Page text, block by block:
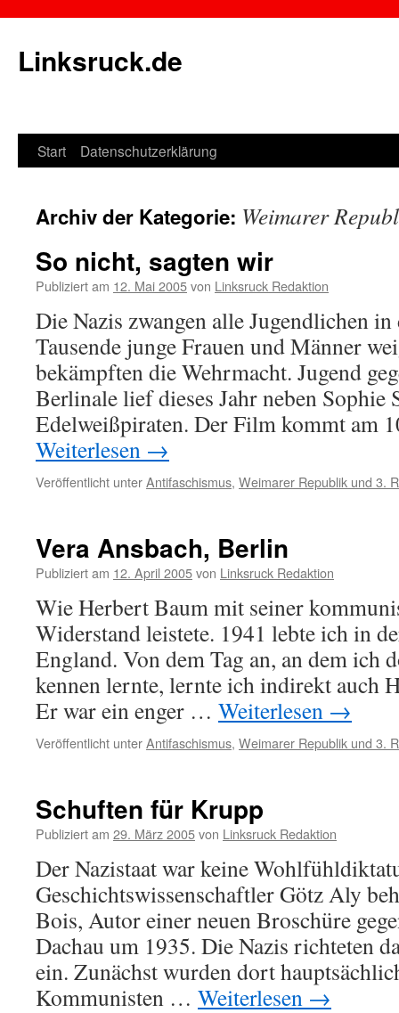
Linksruck.de
Springe
Inhalt
Start Datenschutzerklärung
Archiv der Kategorie: Weimarer
So nicht, sagten wir
Publiziert am 12. Mai 2005von Linksruck Redaktion
Die Nazis zwangen alle Jugendlichen
Tausende junge Frauen und Männer
bekämpften die Wehrmacht. Jugend
Berlinale lief dieses Jahr neben Sophie
Edelweißpiraten. Der Film kommt am
Weiterlesen →
Veröffentlicht unterAntifaschismus, Weimarer Republik und 3.
Vera Ansbach, Berlin
Publiziert am 12. April 2005von Linksruck Redaktion
Wie Herbert Baum mit seiner
Widerstand leistete. 1941 lebte ich in
England. Von dem Tag an, an dem ich
kennen lernte, lernte ich indirekt auch
Er war ein enger … Weiterlesen →
Veröffentlicht unterAntifaschismus, Weimarer Republik und 3.
Schuften für Krupp
Publiziert am 29. März 2005von Linksruck Redaktion
Der Nazistaat war keine
Geschichtswissenschaftler Götz Aly
Bois, Autor einer neuen Broschüre
Dachau um 1935. Die Nazis richteten
ein. Zunächst wurden dort
Kommunisten … Weiterlesen →